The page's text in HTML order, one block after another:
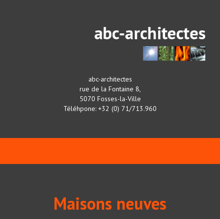
abc-architectes
rue de la Fontaine 8,
5070 Fosses-la-Ville
Téléhpone: +32 (0) 71/713.960
Maisons neuves